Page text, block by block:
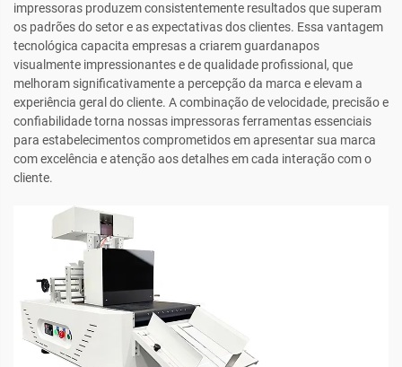
impressoras produzem consistentemente resultados que superam
os padrões do setor e as expectativas dos clientes. Essa vantagem
tecnológica capacita empresas a criarem guardanapos
visualmente impressionantes e de qualidade profissional, que
melhoram significativamente a percepção da marca e elevam a
experiência geral do cliente. A combinação de velocidade, precisão e
confiabilidade torna nossas impressoras ferramentas essenciais
para estabelecimentos comprometidos em apresentar sua marca
com excelência e atenção aos detalhes em cada interação com o
cliente.